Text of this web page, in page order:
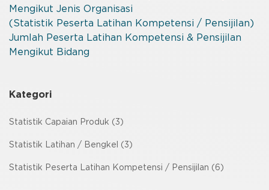
Mengikut Jenis Organisasi
(Statistik Peserta Latihan Kompetensi / Pensijilan)
Jumlah Peserta Latihan Kompetensi & Pensijilan
Mengikut Bidang
Kategori
Statistik Capaian Produk (3)
Statistik Latihan / Bengkel (3)
Statistik Peserta Latihan Kompetensi / Pensijilan (6)